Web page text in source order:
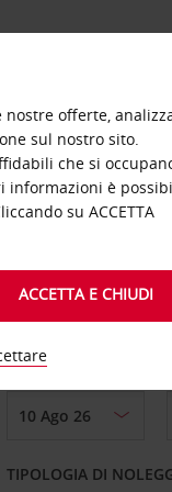
Scegli una
DAL GIORNO
TIPOLOGIA DI
offerte,
sul nostro sito.
che si
informazioni è
su ACCETTA
ACCETTA E CHIUDI